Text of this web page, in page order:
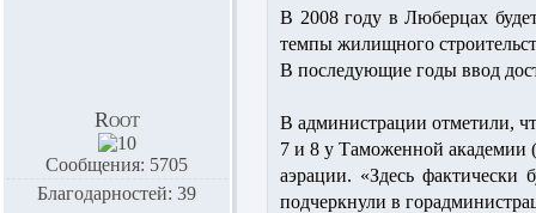
Root
Сообщения: 5705
Благодарностей: 39
В 2008 году в Люберцах
темпы жилищного
В последующие годы ввод
В администрации отметили,
7 и 8 у Таможенной академии
аэрации. «Здесь
подчеркнули в